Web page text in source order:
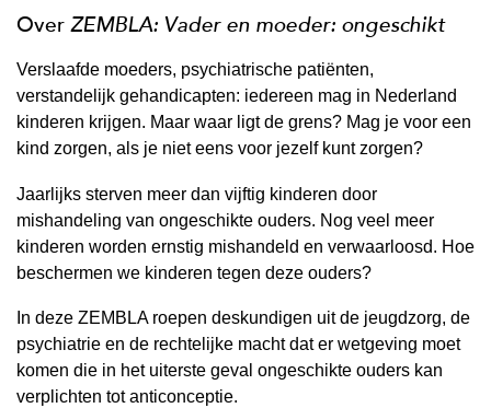
Over ZEMBLA: Vader en moeder: ongeschikt
Verslaafde moeders, psychiatrische patiënten,
verstandelijk gehandicapten: iedereen mag in Nederland
kinderen krijgen. Maar waar ligt de grens? Mag je voor een
kind zorgen, als je niet eens voor jezelf kunt zorgen?
Jaarlijks sterven meer dan vijftig kinderen door
mishandeling van ongeschikte ouders. Nog veel meer
kinderen worden ernstig mishandeld en verwaarloosd. Hoe
beschermen we kinderen tegen deze ouders?
In deze ZEMBLA roepen deskundigen uit de jeugdzorg, de
psychiatrie en de rechtelijke macht dat er wetgeving moet
komen die in het uiterste geval ongeschikte ouders kan
verplichten tot anticonceptie.